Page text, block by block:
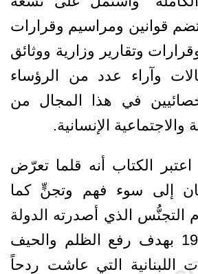
قوانين ومراسيم وقرارات
وتقارير وزارية ووثائق
وآراء عدد من الرؤساء
في هذا المجال من
والاجتماعية الإنسانية.
الكتاب أنه قلما تعرّض
إلى سوء فهم وتجنٍّ كما
الذي أصدرته الدولة
اللبنانية عام 1994 بهدف رفع الظلم والحيف
اللبنانية التي عاشت ردحاً